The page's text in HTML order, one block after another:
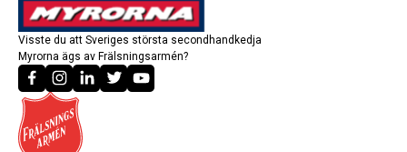
Visste du att Sveriges största secondhandkedja
Myrorna ägs av Frälsningsarmén?